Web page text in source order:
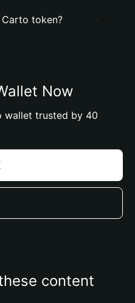
token?
Now
wallet trusted by 40
content